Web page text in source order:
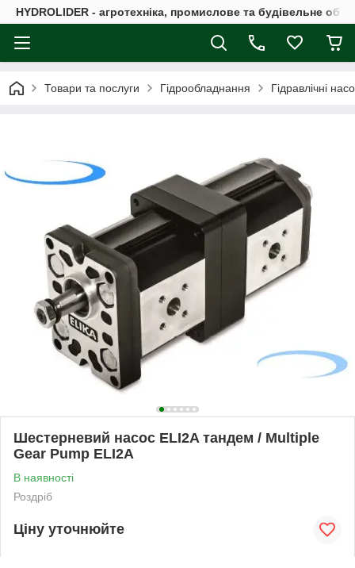
HYDROLIDER - агротехніка, промислове та будівельне
Товари та послуги Гідрообладнання Гідравлічні
Шестерневий насос ELI2A тандем / Multiple
Gear Pump ELI2A
В наявності
Роздріб
Ціну уточнюйте